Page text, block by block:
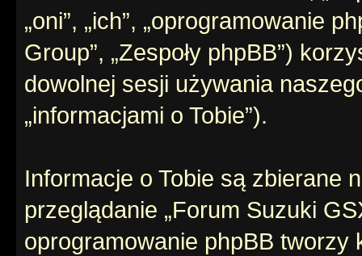
„oni”, „ich”, „oprogramowanie
Group”, „Zespoły phpBB”)
dowolnej sesji używania
„informacjami o Tobie”).
Informacje o Tobie są zbierane
przeglądanie „Forum Suzuki
oprogramowanie phpBB tworzy